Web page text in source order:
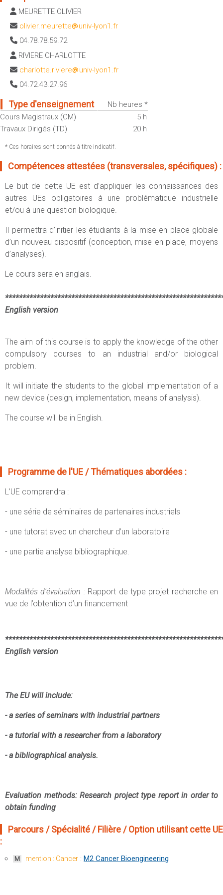
Sportives)
Fermer
Plan et accès
Intranet des personnels
Moodle
Emploi du temps
Messagerie
Stage et emploi
Portefeuille d'Expériences et
de Compétences
Fermer
MEURETTE OLIVIER
olivier.meurette
univ-lyon1.fr
04.78.78.59.72
RIVIERE CHARLOTTE
charlotte.riviere
univ-lyon1.fr
04.72.43.27.96
Type d'enseignement
Nb heures *
Cours Magistraux (CM)
5 h
Travaux Dirigés (TD)
20 h
* Ces horaires sont donnés à titre indicatif.
Compétences attestées (transversales, spécifiques) :
Le but de cette UE est d’appliquer les connaissances des
autres UEs obligatoires à une problématique industrielle
et/ou à une question biologique.
Il permettra d’initier les étudiants à la mise en place globale
d’un nouveau dispositif (conception, mise en place, moyens
d’analyses).
Le cours sera en anglais.
English version
The aim of this course is to apply the knowledge of the other
compulsory courses to an industrial and/or biological
problem.
It will initiate the students to the global implementation of a
new device (design, implementation, means of analysis).
The course will be in English.
Programme de l'UE / Thématiques abordées :
L’UE comprendra :
- une série de séminaires de partenaires industriels
- une tutorat avec un chercheur d’un laboratoire
- une partie analyse bibliographique.
Modalités d'évaluation : Rapport de type projet recherche en
vue de l’obtention d’un financement
English version
The EU will include:
- a series of seminars with industrial partners
- a tutorial with a researcher from a laboratory
- a bibliographical analysis.
Evaluation methods: Research project type report in order to
obtain funding
Parcours / Spécialité / Filière / Option utilisant cette UE
:
M mention : Cancer : M2 Cancer Bioengineering